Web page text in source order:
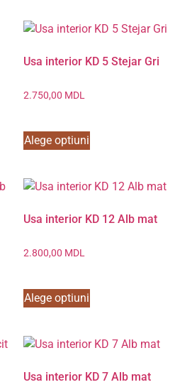
Usa interior KD 5 Stejar Gri
2.750,00 MDL
Alege optiuni
Usa interior KD 12 Alb mat
2.800,00 MDL
Alege optiuni
Usa interior KD 7 Alb mat